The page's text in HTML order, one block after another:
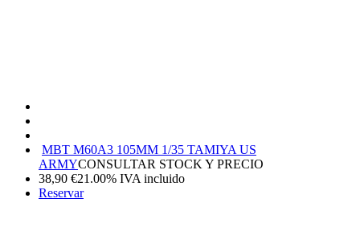
MBT M60A3 105MM 1/35 TAMIYA US
ARMYCONSULTAR STOCK Y PRECIO
38,90 €21.00% IVA incluido
Reservar